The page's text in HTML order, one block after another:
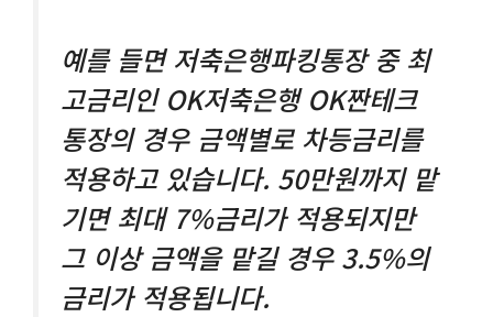
예를 들면 저축은행파킹통장 중 최
고금리인 OK저축은행 OK짠테크
통장의 경우 금액별로 차등금리를
적용하고 있습니다. 50만원까지 맡
기면 최대 7%금리가 적용되지만
그 이상 금액을 맡길 경우 3.5%의
금리가 적용됩니다.